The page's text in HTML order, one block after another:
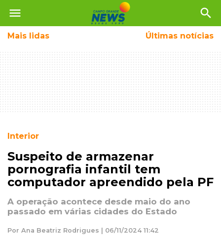
menu search
Mais lidas Últimas notícias
Interior
Suspeito de armazenar
pornografia infantil tem
computador apreendido pela PF
A operação acontece desde maio do ano
passado em várias cidades do Estado
Por Ana Beatriz Rodrigues | 06/11/2024 11:42